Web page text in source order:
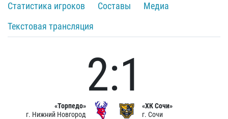
Статистика игроков
Составы
Медиа
Текстовая трансляция
«Торпедо»
г. Нижний Новгород
2:1
«ХК Сочи»
г. Сочи